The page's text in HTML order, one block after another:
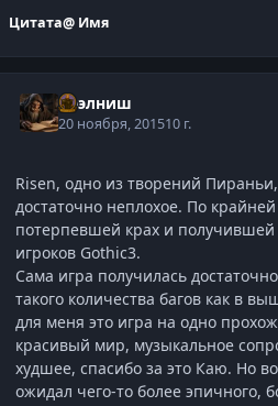
Цитата@ Имя
Нээлниш
20 ноября, 201510 г.
Risen, одно из творений
достаточно неплохое. По
потерпевшей крах и
игроков Gothic3.
Сама игра получилась
такого количества багов как в
для меня это игра на одно
красивый мир, музыкальное
худшее, спасибо за это Каю. Но
ожидал чего-то более эпичного,